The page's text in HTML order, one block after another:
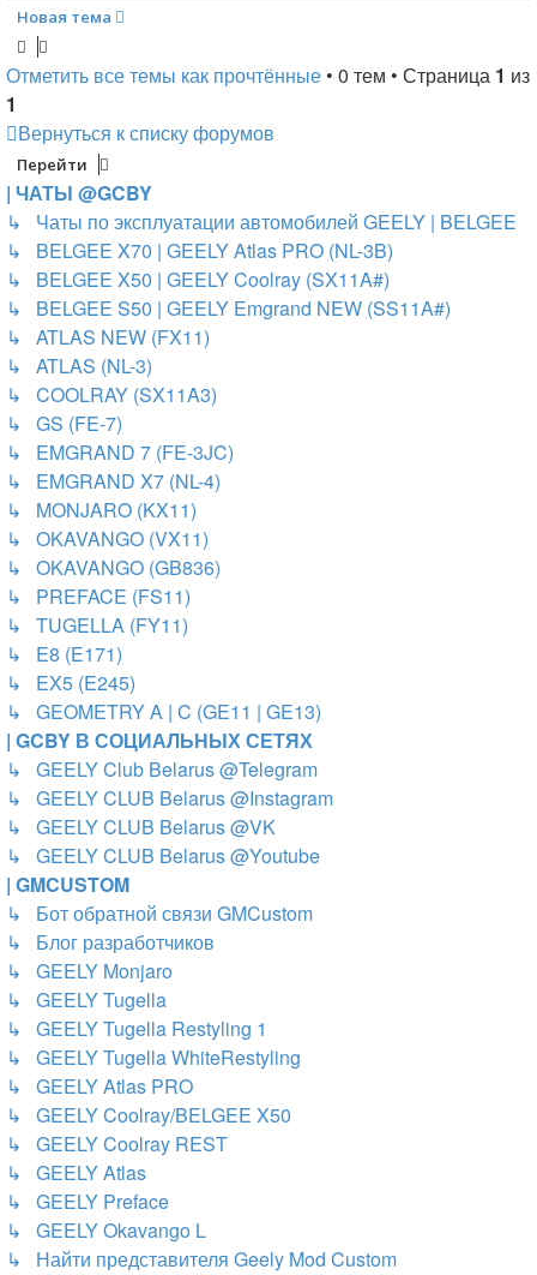
Новая тема
Отметить все темы как прочтённые • 0 тем • Страница 1 из
1
Вернуться к списку форумов
Перейти
| ЧАТЫ @GCBY
↳ Чаты по эксплуатации автомобилей GEELY | BELGEE
↳ BELGEE X70 | GEELY Atlas PRO (NL-3B)
↳ BELGEE X50 | GEELY Coolray (SX11A#)
↳ BELGEE S50 | GEELY Emgrand NEW (SS11A#)
↳ ATLAS NEW (FX11)
↳ ATLAS (NL-3)
↳ COOLRAY (SX11A3)
↳ GS (FE-7)
↳ EMGRAND 7 (FE-3JC)
↳ EMGRAND X7 (NL-4)
↳ MONJARO (KX11)
↳ OKAVANGO (VX11)
↳ OKAVANGO (GB836)
↳ PREFACE (FS11)
↳ TUGELLA (FY11)
↳ E8 (E171)
↳ EX5 (E245)
↳ GEOMETRY A | C (GE11 | GE13)
| GCBY В СОЦИАЛЬНЫХ СЕТЯХ
↳ GEELY Club Belarus @Telegram
↳ GEELY CLUB Belarus @Instagram
↳ GEELY CLUB Belarus @VK
↳ GEELY CLUB Belarus @Youtube
| GMCUSTOM
↳ Бот обратной связи GMCustom
↳ Блог разработчиков
↳ GEELY Monjaro
↳ GEELY Tugella
↳ GEELY Tugella Restyling 1
↳ GEELY Tugella WhiteRestyling
↳ GEELY Atlas PRO
↳ GEELY Coolray/BELGEE X50
↳ GEELY Coolray REST
↳ GEELY Atlas
↳ GEELY Preface
↳ GEELY Okavango L
↳ Найти представителя Geely Mod Custom